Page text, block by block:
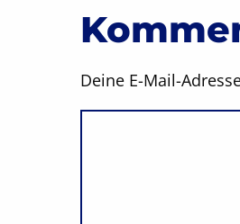
Deine E-Mail-